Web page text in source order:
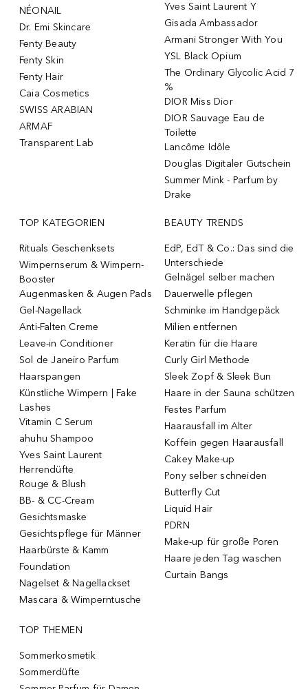
NÉONAIL
Dr. Emi Skincare
Fenty Beauty
Fenty Skin
Fenty Hair
Caia Cosmetics
SWISS ARABIAN
ARMAF
Transparent Lab
Yves Saint Laurent Y
Gisada Ambassador
Armani Stronger With You
YSL Black Opium
The Ordinary Glycolic Acid 7
%
DIOR Miss Dior
DIOR Sauvage Eau de
Toilette
Lancôme Idôle
Douglas Digitaler Gutschein
Summer Mink - Parfum by
Drake
TOP KATEGORIEN
Rituals Geschenksets
Wimpernserum & Wimpern-
Booster
Augenmasken & Augen Pads
Gel-Nagellack
Anti-Falten Creme
Leave-in Conditioner
Sol de Janeiro Parfum
Haarspangen
Künstliche Wimpern | Fake
Lashes
Vitamin C Serum
ahuhu Shampoo
Yves Saint Laurent
Herrendüfte
Rouge & Blush
BB- & CC-Cream
Gesichtsmaske
Gesichtspflege für Männer
Haarbürste & Kamm
Foundation
Nagelset & Nagellackset
Mascara & Wimperntusche
BEAUTY TRENDS
EdP, EdT & Co.: Das sind die
Unterschiede
Gelnägel selber machen
Dauerwelle pflegen
Schminke im Handgepäck
Milien entfernen
Keratin für die Haare
Curly Girl Methode
Sleek Zopf & Sleek Bun
Haare in der Sauna schützen
Festes Parfum
Haarausfall im Alter
Koffein gegen Haarausfall
Cakey Make-up
Pony selber schneiden
Butterfly Cut
Liquid Hair
PDRN
Make-up für große Poren
Haare jeden Tag waschen
Curtain Bangs
TOP THEMEN
Sommerkosmetik
Sommerdüfte